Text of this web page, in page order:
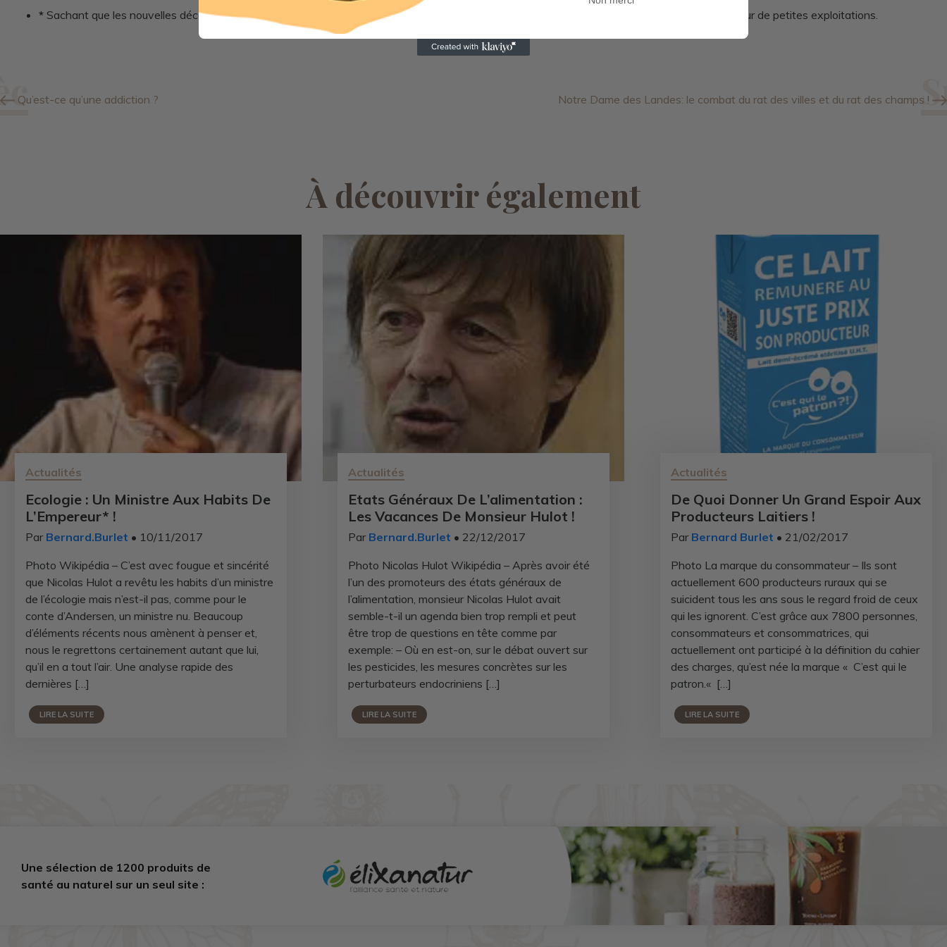
* Sachant que les nouvelles découvertes agronomiques (permaculture etc…) sont prometteuses d’une production agricole saine et rentable pour de petites exploitations.
Qu’est-ce qu’une addiction ? Notre Dame des Landes: le combat du rat des villes et du rat des champs !
À découvrir également
Actualités
Ecologie : Un Ministre Aux Habits De
L’Empereur* !
Par Bernard.Burlet • 10/11/2017
Photo Wikipédia – C’est avec fougue et sincérité
que Nicolas Hulot a revêtu les habits d’un ministre
de l’écologie mais n’est-il pas, comme pour le
conte d’Andersen, un ministre nu. Beaucoup
d’éléments récents nous amènent à penser et,
nous le regrettons certainement autant que lui,
qu’il en a tout l’air. Une analyse rapide des
dernières […]
LIRE LA SUITE
Actualités
Etats Généraux De L’alimentation :
Les Vacances De Monsieur Hulot !
Par Bernard.Burlet • 22/12/2017
Photo Nicolas Hulot Wikipédia – Après avoir été
l’un des promoteurs des états généraux de
l’alimentation, monsieur Nicolas Hulot avait
semble-t-il un agenda bien trop rempli et peut
être trop de questions en tête comme par
exemple: – Où en est-on, sur le débat ouvert sur
les pesticides, les mesures concrètes sur les
perturbateurs endocriniens […]
LIRE LA SUITE
Actualités
De Quoi Donner Un Grand Espoir Aux
Producteurs Laitiers !
Par Bernard Burlet • 21/02/2017
Photo La marque du consommateur – Ils sont
actuellement 600 producteurs ruraux qui se
suicident tous les ans sous le regard froid de ceux
qui les ignorent. C’est grâce aux 7800 personnes,
consommateurs et consommatrices, qui
actuellement ont participé à la définition du cahier
des charges, qu’est née la marque « C’est qui le
patron.« […]
LIRE LA SUITE
Une sélection de 1200 produits de
santé au naturel sur un seul site :